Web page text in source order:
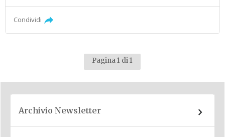
Condividi
Pagina 1 di 1
Archivio Newsletter